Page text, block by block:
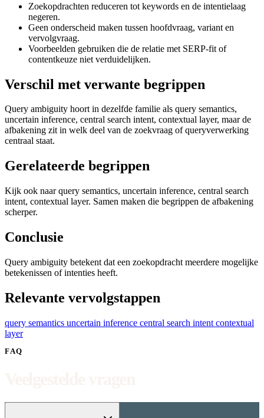
Zoekopdrachten reduceren tot keywords en de intentielaag
negeren.
Geen onderscheid maken tussen hoofdvraag, variant en
vervolgvraag.
Voorbeelden gebruiken die de relatie met SERP-fit of
contentkeuze niet verduidelijken.
Verschil met verwante begrippen
Query ambiguity hoort in dezelfde familie als query semantics,
uncertain inference, central search intent, contextual layer, maar de
afbakening zit in welk deel van de zoekvraag of queryverwerking
centraal staat.
Gerelateerde begrippen
Kijk ook naar query semantics, uncertain inference, central search
intent, contextual layer. Samen maken die begrippen de afbakening
scherper.
Conclusie
Query ambiguity betekent dat een zoekopdracht meerdere mogelijke
betekenissen of intenties heeft.
Relevante vervolgstappen
query semantics uncertain inference central search intent contextual
layer
FAQ